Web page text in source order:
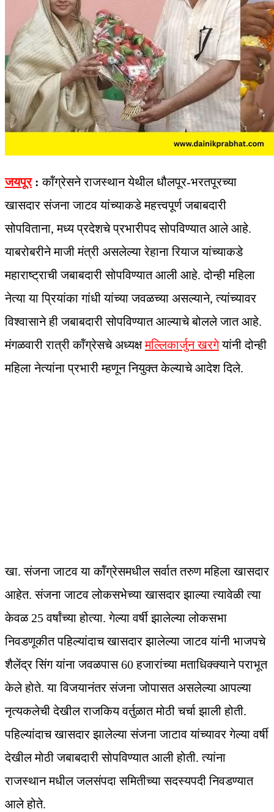
जयपूर: कॉंग्रेसने राजस्थान येथील धौलपूर-भरतपूरच्या
खासदार संजना जाटव यांच्याकडे महत्त्वपूर्ण जबाबदारी
सोपविताना, मध्य प्रदेशचे प्रभारीपद सोपविण्यात आले आहे.
याबरोबरीने माजी मंत्री असलेल्या रेहाना रियाज यांच्याकडे
महाराष्ट्राची जबाबदारी सोपविण्यात आली आहे. दोन्ही महिला
नेत्या या प्रियांका गांधी यांच्या जवळच्या असल्याने, त्यांच्यावर
विश्वासाने ही जबाबदारी सोपविण्यात आल्याचे बोलले जात आहे.
मंगळवारी रात्री कॉंग्रेसचे अध्यक्षमल्लिकार्जुन खरगेयांनी दोन्ही
महिला नेत्यांना प्रभारी म्हणून नियुक्त केल्याचे आदेश दिले.
खा. संजना जाटव या कॉंग्रेसमधील सर्वात तरुण महिला खासदार
आहेत. संजना जाटव लोकसभेच्या खासदार झाल्या त्यावेळी त्या
केवळ 25 वर्षांच्या होत्या. गेल्या वर्षी झालेल्या लोकसभा
निवडणूकीत पहिल्यांदाच खासदार झालेल्या जाटव यांनी भाजपचे
शैलेंद्र सिंग यांना जवळपास 60 हजारांच्या मताधिक्क्याने पराभूत
केले होते. या विजयानंतर संजना जोपासत असलेल्या आपल्या
नृत्यकलेची देखील राजकिय वर्तुळात मोठी चर्चा झाली होती.
पहिल्यांदाच खासदार झालेल्या संजना जाटाव यांच्यावर गेल्या वर्षी
देखील मोठी जबाबदारी सोपविण्यात आली होती. त्यांना
राजस्थान मधील जलसंपदा समितीच्या सदस्यपदी निवडण्यात
आले होते.